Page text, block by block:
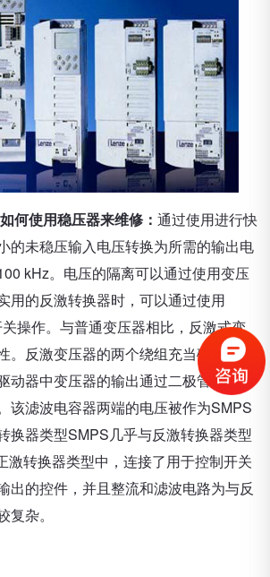
何使用稳压器来维修： 通过使用进行快
的未稳压输入电压转换为所需的输出电
kHz。电压的隔离可以通过使用变压
用的反激转换器时，可以通过使用
操作。与普通变压器相比，反激式变
。反激变压器的两个绕组充当磁耦合电
动器中变压器的输出通过二极管和电容
该滤波电容器两端的电压被作为SMPS
换器类型SMPS几乎与反激转换器类型
激转换器类型中，连接了用于控制开关
出的控件，并且整流和滤波电路为与反
杂。